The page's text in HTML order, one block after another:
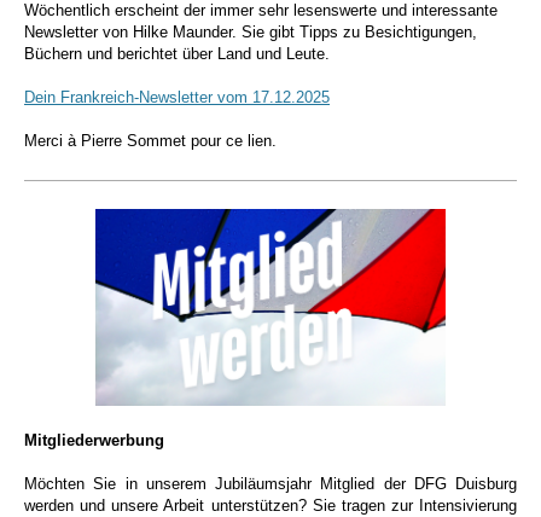
Wöchentlich erscheint der immer sehr lesenswerte und interessante
Newsletter von Hilke Maunder. Sie gibt Tipps zu Besichtigungen,
Büchern und berichtet über Land und Leute.
Dein Frankreich-Newsletter vom 17.12.2025
Merci à Pierre Sommet pour ce lien.
Mitgliederwerbung
Möchten Sie in unserem Jubiläumsjahr Mitglied der DFG Duisburg
werden und unsere Arbeit unterstützen? Sie tragen zur Intensivierung